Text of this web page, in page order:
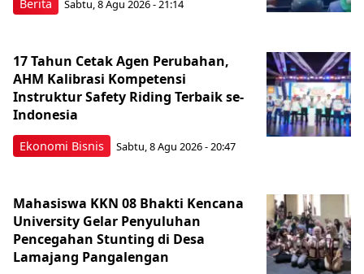
Berita Sabtu, 8 Agu 2026 - 21:14
Ekonomi Bisnis
17 Tahun Cetak Agen Perubahan,
AHM Kalibrasi Kompetensi
Instruktur Safety Riding Terbaik se-
Indonesia
Sabtu, 8 Agu 2026 - 20:47
Mahasiswa KKN 08 Bhakti Kencana
University Gelar Penyuluhan
Pencegahan Stunting di Desa
Lamajang Pangalengan